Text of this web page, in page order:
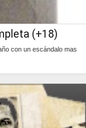
(+18)
con un escándalo mas